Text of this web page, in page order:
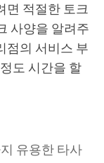
면 적절한 토크
사양을 알려주
점의 서비스 부
도 시간을 할
유용한 타사